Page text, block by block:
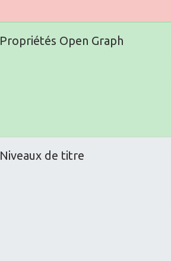
Propriétés Open Graph
Niveaux de titre